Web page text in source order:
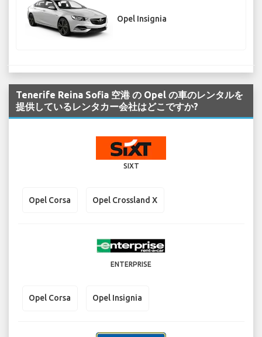
Opel Insignia
Tenerife Reina Sofia 空港 の Opel の車のレンタルを
提供しているレンタカー会社はどこですか?
SIXT
Opel Corsa Opel Crossland X
ENTERPRISE
Opel Corsa Opel Insignia